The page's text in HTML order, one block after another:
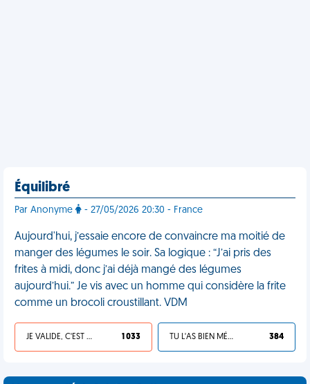
Équilibré
Par Anonyme - 27/05/2026 20:30 - France
Aujourd'hui, j’essaie encore de convaincre ma moitié de
manger des légumes le soir. Sa logique : “J’ai pris des
frites à midi, donc j’ai déjà mangé des légumes
aujourd’hui.” Je vis avec un homme qui considère la frite
comme un brocoli croustillant. VDM
JE VALIDE, C'EST UNE VDM 1 033 TU L'AS BIEN MÉRITÉ 384